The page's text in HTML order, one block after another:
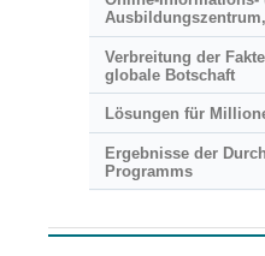
Verbreitung der
globale Botschaft
Lösungen für
Ergebnisse der
Programms